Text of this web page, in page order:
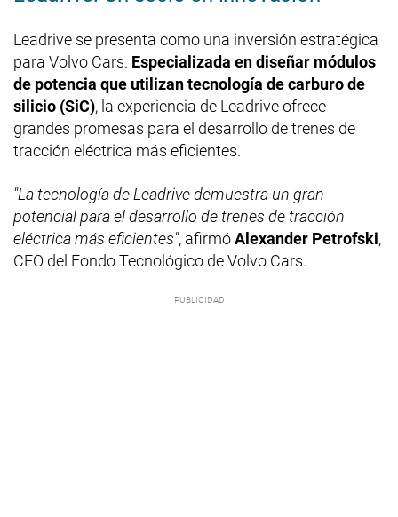
Leadrive se presenta como una inversión estratégica
para Volvo Cars. Especializada en diseñar módulos
de potencia que utilizan tecnología de carburo de
silicio (SiC), la experiencia de Leadrive ofrece
grandes promesas para el desarrollo de trenes de
tracción eléctrica más eficientes.
"La tecnología de Leadrive demuestra un gran
potencial para el desarrollo de trenes de tracción
eléctrica más eficientes", afirmóAlexander Petrofski,
CEO del Fondo Tecnológico de Volvo Cars.